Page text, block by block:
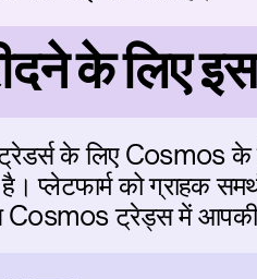
के लिए
के लिए Cosmos
प्लेटफार्म को ग्राहक
Cosmos ट्रेड्स में